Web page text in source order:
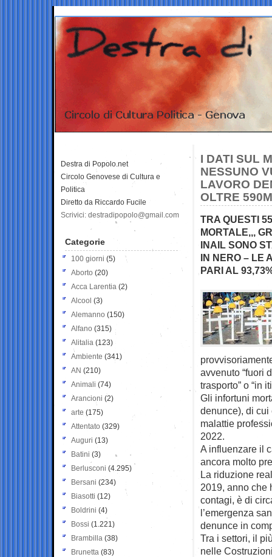
I DATI SUL
NESSUNO
LAVORO
OLTRE
TRA QUESTI
MORTALE,,,
INAIL SONO
IN NERO – LE
PARI AL
avvenuto “fuori
trasporto” o “in
Gli infortuni
denunce), di cui
malattie
2022.
A influenzare il
ancora molto
La riduzione
2019, anno che
contagi, è di
l’emergenza
denunce in
Tra i settori, il
nelle
Destra di Popolo.net
Circolo Genovese di Cultura e
Politica
Diretto da Riccardo Fucile
Scrivici: destradipopolo@gmail.com
Categorie
100 giorni (5)
Aborto (20)
Acca Larentia (2)
Alcool (3)
Alemanno (150)
Alfano (315)
Alitalia (123)
Ambiente (341)
AN (210)
Animali (74)
Arancioni (2)
arte (175)
Attentato (329)
Auguri (13)
Batini (3)
Berlusconi (4.295)
Bersani (234)
Biasotti (12)
Boldrini (4)
Bossi (1.221)
Brambilla (38)
Brunetta (83)